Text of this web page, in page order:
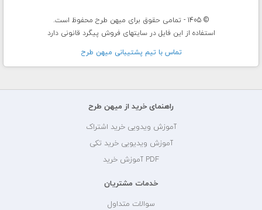
© 1405 - تمامی حقوق برای میهن طرح محفوظ است.
استفاده از این فایل در سایتهای فروش پیگرد قانونی دارد
تماس با تيم پشتيبانی ميهن طرح
راهنمای خرید از میهن طرح
آموزش ویدویی خرید اشتراک
آموزش ویدیویی خرید تکی
PDF آموزش خرید
خدمات مشتریان
سوالات متداول